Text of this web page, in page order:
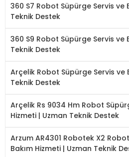
360 S7 Robot Süpürge Servis ve
Teknik Destek
360 S9 Robot Süpürge Servis ve
Teknik Destek
Arçelik Robot Süpürge Servis ve
Teknik Destek
Arçelik Rs 9034 Hm Robot
Hizmeti | Uzman Teknik Destek
Arzum AR4301 Robotek X2
Bakım Hizmeti | Uzman Teknik